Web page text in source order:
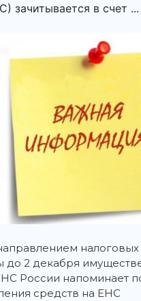
зачитывается в счет ...
до 2 декабря
России напоминает
средств на ЕНС